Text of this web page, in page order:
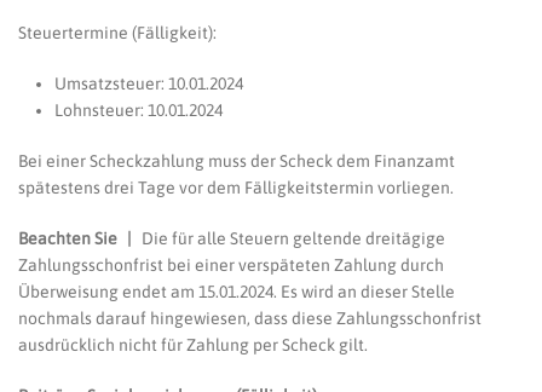
Steuertermine (Fälligkeit):
Umsatzsteuer: 10.01.2024
Lohnsteuer: 10.01.2024
Bei einer Scheckzahlung muss der Scheck dem Finanzamt
spätestens drei Tage vor dem Fälligkeitstermin vorliegen.
Beachten Sie | Die für alle Steuern geltende dreitägige
Zahlungsschonfrist bei einer verspäteten Zahlung durch
Überweisung endet am 15.01.2024. Es wird an dieser Stelle
nochmals darauf hingewiesen, dass diese Zahlungsschonfrist
ausdrücklich nicht für Zahlung per Scheck gilt.